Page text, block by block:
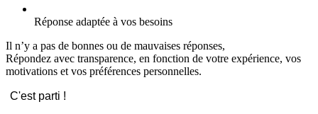
Réponse adaptée à vos besoins
Il n’y a pas de bonnes ou de mauvaises réponses,
Répondez avec transparence, en fonction de votre expérience, vos
motivations et vos préférences personnelles.
C'est parti !